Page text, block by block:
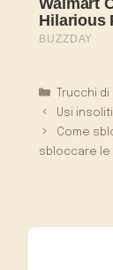
Categorie
Trucchi
Usi
Come
sbloccare le